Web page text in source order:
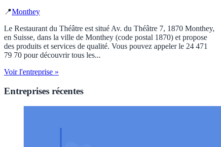
📍Monthey
Le Restaurant du Théâtre est situé Av. du Théâtre 7, 1870 Monthey,
en Suisse, dans la ville de Monthey (code postal 1870) et propose
des produits et services de qualité. Vous pouvez appeler le 24 471
79 70 pour découvrir tous les...
Voir l'entreprise »
Entreprises récentes